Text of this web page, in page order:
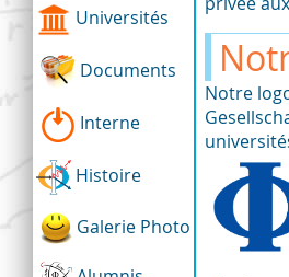
Universités
Documents
Interne
Histoire
Galerie Photo
Notre